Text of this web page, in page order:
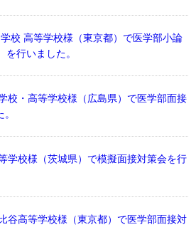
校 高等学校様（東京都）で医学部小論
行いました。
校・高等学校様（広島県）で医学部面接
学校様（茨城県）で模擬面接対策会を行
谷高等学校様（東京都）で医学部面接対